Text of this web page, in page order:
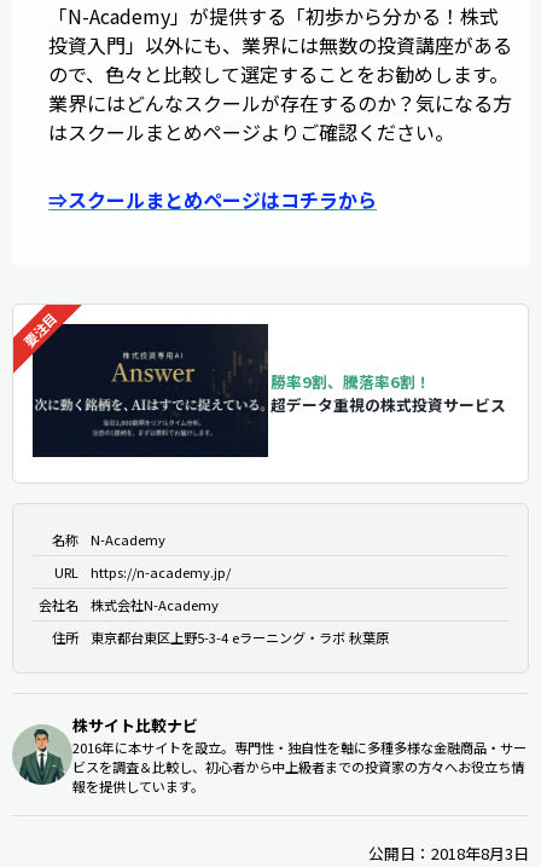
「N-Academy」が提供する「初歩から分かる！株式
投資入門」以外にも、業界には無数の投資講座がある
ので、色々と比較して選定することをお勧めします。
業界にはどんなスクールが存在するのか？気になる方
はスクールまとめページよりご確認ください。
⇒スクールまとめページはコチラから
勝率9割、騰落率6割！
超データ重視の株式投資サービス
名称
N-Academy
URL
https://n-academy.jp/
会社名
株式会社N-Academy
住所
東京都台東区上野5-3-4 eラーニング・ラボ 秋葉原
株サイト比較ナビ
2016年に本サイトを設立。専門性・独自性を軸に多種多様な金融商品・サー
ビスを調査＆比較し、初心者から中上級者までの投資家の方々へお役立ち情
報を提供しています。
公開日：2018年8月3日